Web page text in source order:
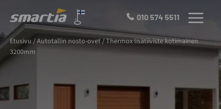
content
Smartia
Oy
010 574 5511 VALIKKO
Etusivu /Autotallin nosto-ovet/Thermox lisätiiviste kotimainen
3200mm